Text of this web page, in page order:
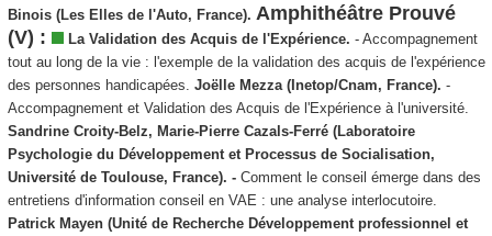
Binois (Les Elles de l'Auto, France). Amphithéâtre Prouvé
(V) :
La Validation des Acquis de l'Expérience. - Accompagnement
tout au long de la vie : l'exemple de la validation des acquis de l'expérience
des personnes handicapées. Joëlle Mezza (Inetop/Cnam, France). -
Accompagnement et Validation des Acquis de l'Expérience à l'université.
Sandrine Croity-Belz, Marie-Pierre Cazals-Ferré (Laboratoire
Psychologie du Développement et Processus de Socialisation,
Université de Toulouse, France). - Comment le conseil émerge dans des
entretiens d'information conseil en VAE : une analyse interlocutoire.
Patrick Mayen (Unité de Recherche Développement professionnel et